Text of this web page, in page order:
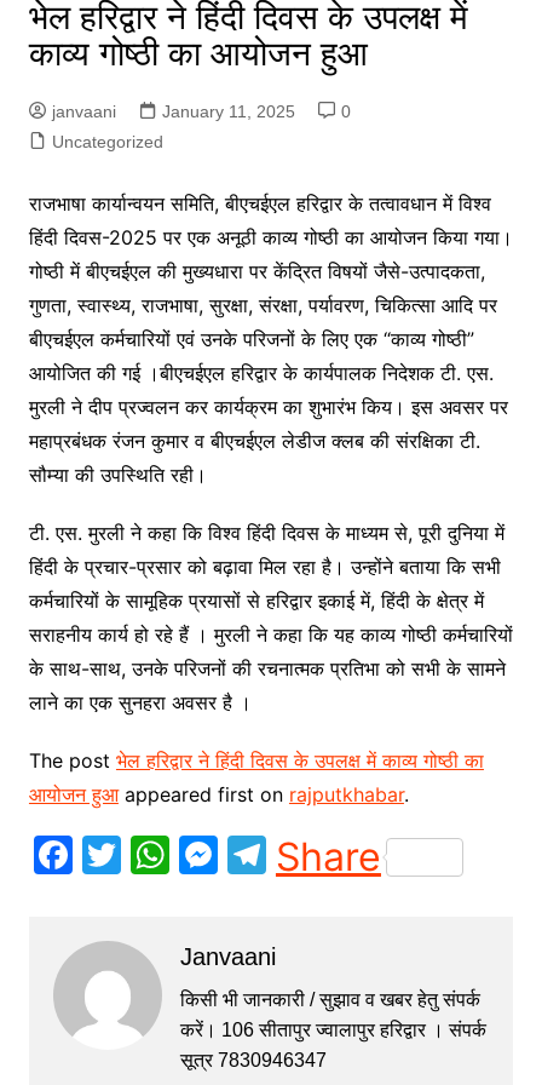
भेल हरिद्वार ने हिंदी दिवस के उपलक्ष में
काव्य गोष्ठी का आयोजन हुआ
janvaani January 11, 2025
0
Uncategorized
राजभाषा कार्यान्‍वयन समिति, बीएचईएल हरिद्वार के तत्‍वावधान में विश्व
हिंदी दिवस-2025 पर एक अनूठी काव्य गोष्ठी का आयोजन किया गया।
गोष्ठी में बीएचईएल की मुख्यधारा पर केंद्रित विषयों जैसे-उत्पादकता,
गुणता, स्‍वास्थ्‍य, राजभाषा, सुरक्षा, संरक्षा, पर्यावरण, चि‍कित्‍सा आदि पर
बीएचईएल कर्मचारियों एवं उनके परिजनों के लिए एक “काव्‍य गोष्‍ठी”
आयोजित की गई ।बीएचईएल हरिद्वार के कार्यपालक निदेशक टी. एस.
मुरली ने दीप प्रज्‍वलन कर कार्यक्रम का शुभारंभ किय। इस अवसर पर
महाप्रबंधक रंजन कुमार व बीएचईएल लेडीज क्लब की संरक्षिका टी.
सौम्या की उपस्थिति रही।
टी. एस. मुरली ने कहा कि विश्व हिंदी दिवस के माध्यम से, पूरी दुनिया में
हिंदी के प्रचार-प्रसार को बढ़ावा मिल रहा है। उन्होंने बताया कि सभी
कर्मचारियों के सामूहिक प्रयासों से हरिद्वार इकाई में, हिंदी के क्षेत्र में
सराहनीय कार्य हो रहे हैं । मुरली ने कहा कि यह काव्य गोष्ठी कर्मचारियों
के साथ-साथ, उनके परिजनों की रचनात्मक प्रतिभा को सभी के सामने
लाने का एक सुनहरा अवसर है ।
The post भेल हरिद्वार ने हिंदी दिवस के उपलक्ष में काव्य गोष्ठी का
आयोजन हुआappeared first on rajputkhabar.
F
c
e
b
o
T
itt
er
W
s
A
p
M
s
e
n
T
el
gr
a
m
Share
Janvaani
किसी भी जानकारी / सुझाव व खबर हेतु संपर्क
करें। 106 सीतापुर ज्वालापुर हरिद्वार । संपर्क
सूत्र 7830946347